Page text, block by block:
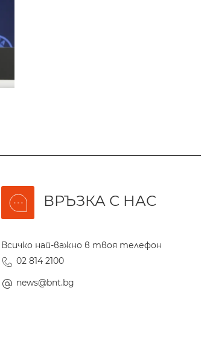
ВРЪЗКА С НАС
Всичко най-важно в твоя телефон
02 814 2100
news@bnt.bg